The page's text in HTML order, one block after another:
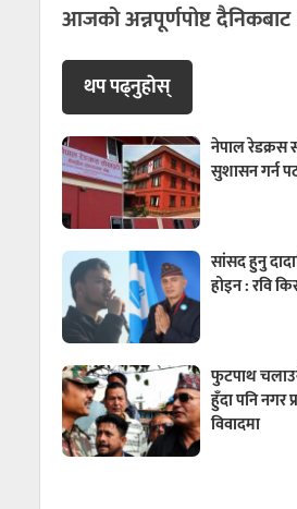
आजको अन्नपूर्णपोष्ट दैनिकबाट
थप पढ्नुहाेस्
नेपाल रेडक्रस
सुशासन गर्न
सांसद हुनु
होइन : रवि
फुटपाथ
हुँदा पनि नगर
विवादमा